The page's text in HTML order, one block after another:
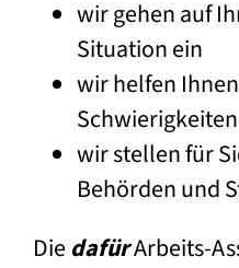
wir gehen auf
Situation ein
wir helfen
wir stellen für
Behörden und
Die dafürArbeits-